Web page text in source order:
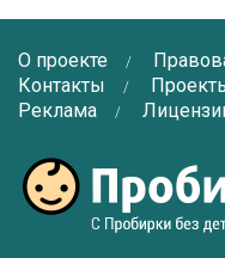
О проекте
Контакты
Реклама